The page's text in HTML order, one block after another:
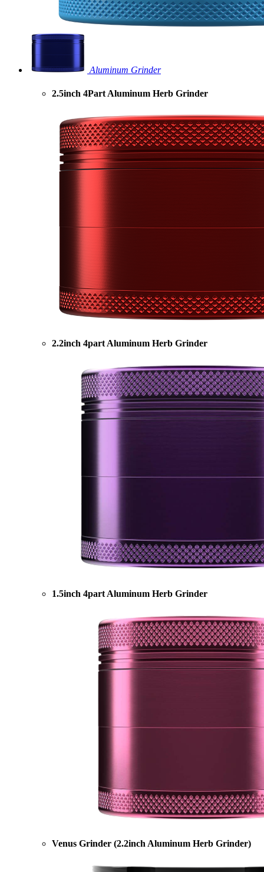
Aluminum Grinder
2.5inch 4Part Aluminum Herb Grinder
2.2inch 4part Aluminum Herb Grinder
1.5inch 4part Aluminum Herb Grinder
Venus Grinder (2.2inch Aluminum Herb Grinder)